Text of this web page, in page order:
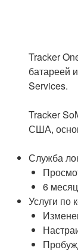
Tracker
батареей
Services.
Tracker
США,
Служба
6
Услуги по